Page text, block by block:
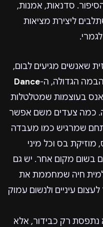
סדנאות, אמנות,
ליצירת מציאות
שאנשים מגיעים לבום,
הבמה הגדולה, ה-Dance
בעוצמות שמטלטלות
כמה צעדים משם אפשר
שמרגיש כמו מעבדה
מוזיקת בס וכל מיני
בשום מקום אחר. יש גם
חיה שמחממת את
עיניים ולנשום עמוק
נתפסת רק כבידור, אלא